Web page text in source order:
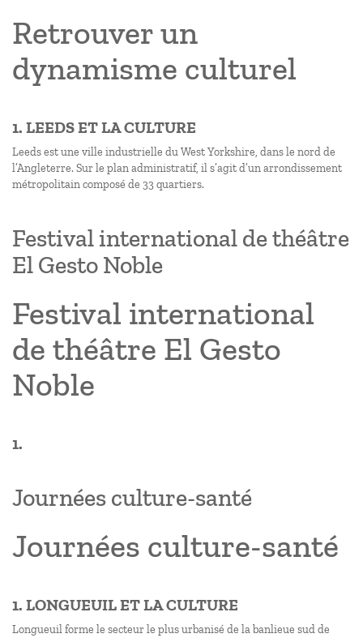
Retrouver un
dynamisme culturel
1. LEEDS ET LA CULTURE
Leeds est une ville industrielle du West Yorkshire, dans le nord de
l’Angleterre. Sur le plan administratif, il s’agit d’un arrondissement
métropolitain composé de 33 quartiers.
Festival international de théâtre
El Gesto Noble
Festival international
de théâtre El Gesto
Noble
1.
Journées culture-santé
Journées culture-santé
1. LONGUEUIL ET LA CULTURE
Longueuil forme le secteur le plus urbanisé de la banlieue sud de